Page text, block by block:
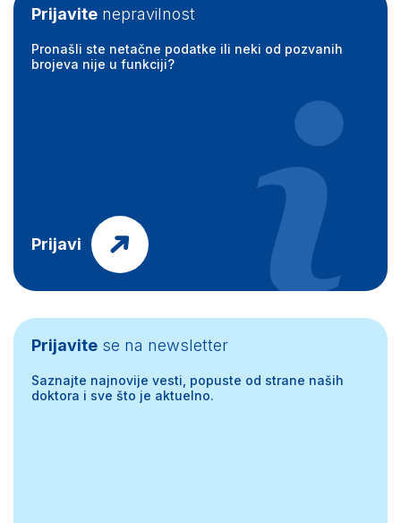
Prijavite nepravilnost
Pronašli ste netačne podatke ili neki od pozvanih
brojeva nije u funkciji?
Prijavi
Prijavite se na newsletter
Saznajte najnovije vesti, popuste od strane naših
doktora i sve što je aktuelno.